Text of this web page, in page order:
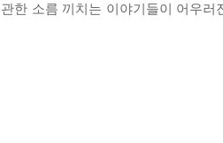
한 소름 끼치는 이야기들이 어우